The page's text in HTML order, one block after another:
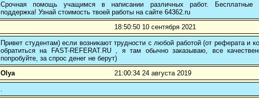
Срочная помощь учащимся в написании различных работ. Бесплатные
поддержка! Узнай стоимость твоей работы на сайте 64362.ru
18:50:50 10 сентября 2021
Привет студентам) если возникают трудности с любой работой (от реферата и
обратиться на FAST-REFERAT.RU , я там обычно заказываю, все
попробуйте, за спрос денег не берут)
Olya
21:00:34 24 августа 2019
.